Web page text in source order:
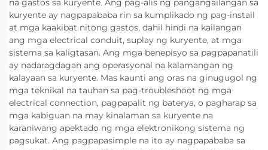
na gastos sa kuryente. Ang pag-alis ng pangangailangan sa
kuryente ay nagpapababa rin sa kumplikado ng pag-install
at mga kaakibat nitong gastos, dahil hindi na kailangan
ang mga electrical conduit, suplay ng kuryente, at mga
sistema sa kaligtasan. Ang mga benepisyo sa pagpapanatili
ay nadaragdagan ang operasyonal na kalamangan ng
kalayaan sa kuryente. Mas kaunti ang oras na ginugugol ng
mga teknikal na tauhan sa pag-troubleshoot ng mga
electrical connection, pagpapalit ng baterya, o pagharap sa
mga kabiguan na may kinalaman sa kuryente na
karaniwang apektado ng mga elektronikong sistema ng
pagsukat. Ang pagpapasimple na ito ay nagpapababa sa